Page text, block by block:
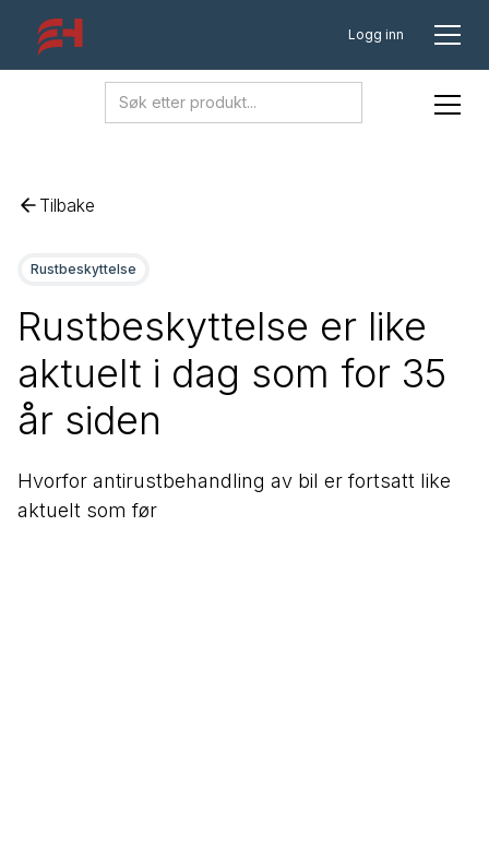
Logg inn
Tilbake
Rustbeskyttelse
Rustbeskyttelse er like
aktuelt i dag som for 35
år siden
Hvorfor antirustbehandling av bil er fortsatt like
aktuelt som før